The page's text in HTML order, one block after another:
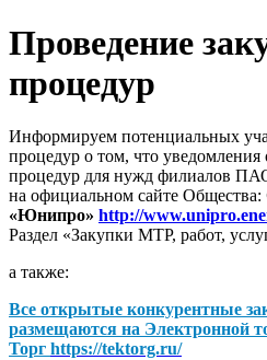
Проведение
процедур
Информируем потенциальных
процедур о том, что
процедур для нужд филиалов
на официальном сайте Общества:
«Юнипро» http://
Раздел «Закупки МТР, работ,
а также:
Все открытые конкурентные
размещаются на Электронной
Торг https://tektorg.ru/